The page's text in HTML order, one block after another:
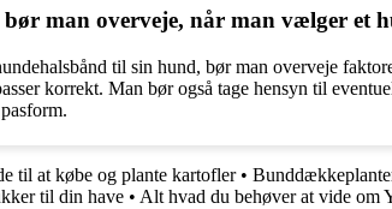
man overveje, når man vælger et
til sin hund, bør man overveje
korrekt. Man bør også tage hensyn til
til at købe og plante kartofler•
til din have • Alt hvad du behøver at vide om